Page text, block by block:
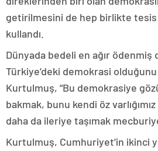
getirilmesini de hep birlikte tesis
kullandı.
Dünyada bedeli en ağır ödenmiş
Türkiye’deki demokrasi
Kurtulmuş, “Bu demokrasiye
bakmak, bunu kendi öz
daha da ileriye taşımak
Kurtulmuş, Cumhuriyet’in ikinci